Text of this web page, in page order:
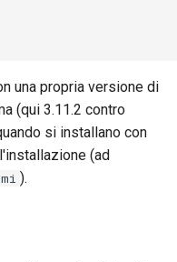
una propria versione di
(qui 3.11.2 contro
si installano con
(ad
).